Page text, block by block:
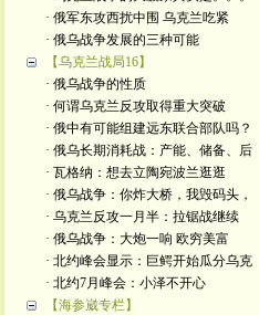
· 俄军东攻西扰中围 乌克兰吃紧
· 俄乌战争发展的三种可能
【乌克兰战局16】
· 俄乌战争的性质
· 何谓乌克兰反攻取得重大突破
· 俄中有可能组建远东联合部队吗？
· 俄乌长期消耗战：产能、储备、后
· 瓦格纳：想去立陶宛波兰逛逛
· 俄乌战争：你炸大桥，我毁码头，
· 乌克兰反攻一月半：拉锯战继续
· 俄乌战争：大炮一响 欧穷美富
· 北约峰会显示：巨鳄开始瓜分乌克
· 北约7月峰会：小泽不开心
【海参崴专栏】